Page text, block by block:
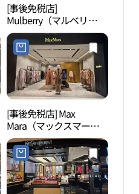
[事後免税店]
Mulberry（マルベリ
ー）・ロッテワールドモ
ール店(멀버리 롯데월드
몰점)
[事後免税店] Max
Mara（マックスマー
ラ）・ロッテ百貨店チャ
ムシル（蚕室）
AVENUEL（アヴェニュ
エル）店(막스마라 롯데
백화점 잠실 에비뉴엘점)